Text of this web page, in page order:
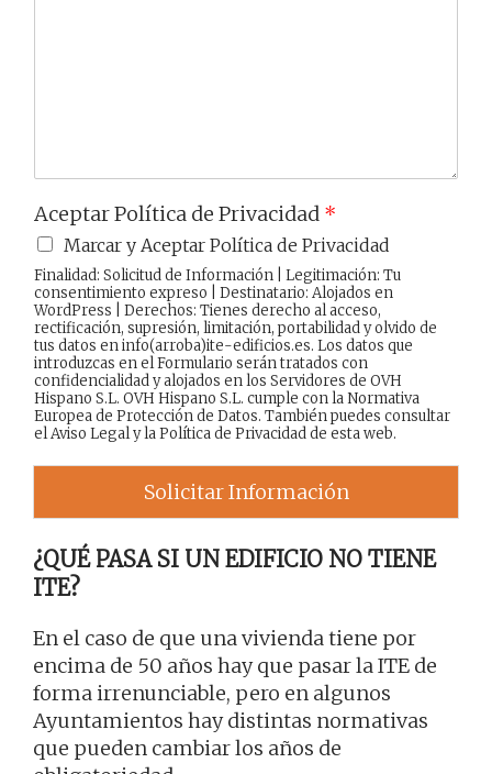
Aceptar Política de Privacidad *
Marcar y Aceptar Política de Privacidad
Finalidad: Solicitud de Información | Legitimación: Tu
consentimiento expreso | Destinatario: Alojados en
WordPress | Derechos: Tienes derecho al acceso,
rectificación, supresión, limitación, portabilidad y olvido de
tus datos en info(arroba)ite-edificios.es. Los datos que
introduzcas en el Formulario serán tratados con
confidencialidad y alojados en los Servidores de OVH
Hispano S.L. OVH Hispano S.L. cumple con la Normativa
Europea de Protección de Datos. También puedes consultar
elAviso Legaly laPolítica de Privacidadde esta web.
Solicitar Información
¿QUÉ PASA SI UN EDIFICIO NO TIENE
ITE?
En el caso de que una vivienda tiene por
encima de 50 años hay que pasar la ITE de
forma irrenunciable, pero en algunos
Ayuntamientos hay distintas normativas
que pueden cambiar los años de